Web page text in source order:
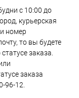
с 10:00 до
курьерская
номер
то вы будете
заказа.
заказа
96-12.